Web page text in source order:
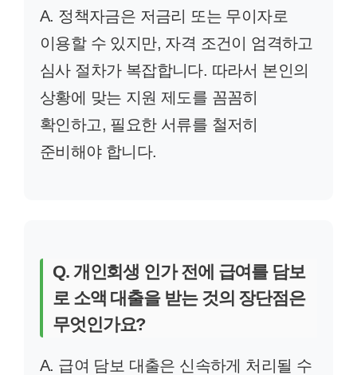
A. 정책자금은 저금리 또는 무이자로
이용할 수 있지만, 자격 조건이 엄격하고
심사 절차가 복잡합니다. 따라서 본인의
상황에 맞는 지원 제도를 꼼꼼히
확인하고, 필요한 서류를 철저히
준비해야 합니다.
Q. 개인회생 인가 전에 급여를 담보
로 소액 대출을 받는 것의 장단점은
무엇인가요?
A. 급여 담보 대출은 신속하게 처리될 수